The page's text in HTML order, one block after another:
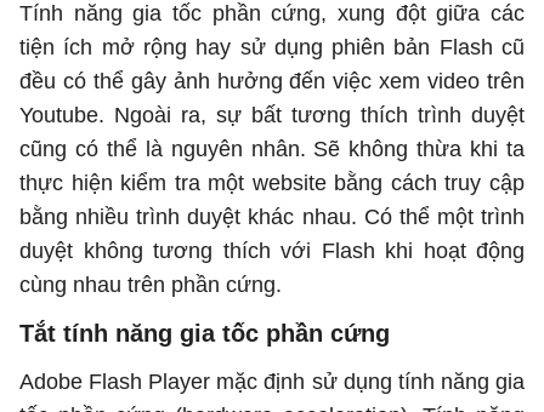
Tính năng gia tốc phần cứng, xung đột giữa các
tiện ích mở rộng hay sử dụng phiên bản Flash cũ
đều có thể gây ảnh hưởng đến việc xem video trên
Youtube. Ngoài ra, sự bất tương thích trình duyệt
cũng có thể là nguyên nhân. Sẽ không thừa khi ta
thực hiện kiểm tra một website bằng cách truy cập
bằng nhiều trình duyệt khác nhau. Có thể một trình
duyệt không tương thích với Flash khi hoạt động
cùng nhau trên phần cứng.
Tắt tính năng gia tốc phần cứng
Adobe Flash Player mặc định sử dụng tính năng gia